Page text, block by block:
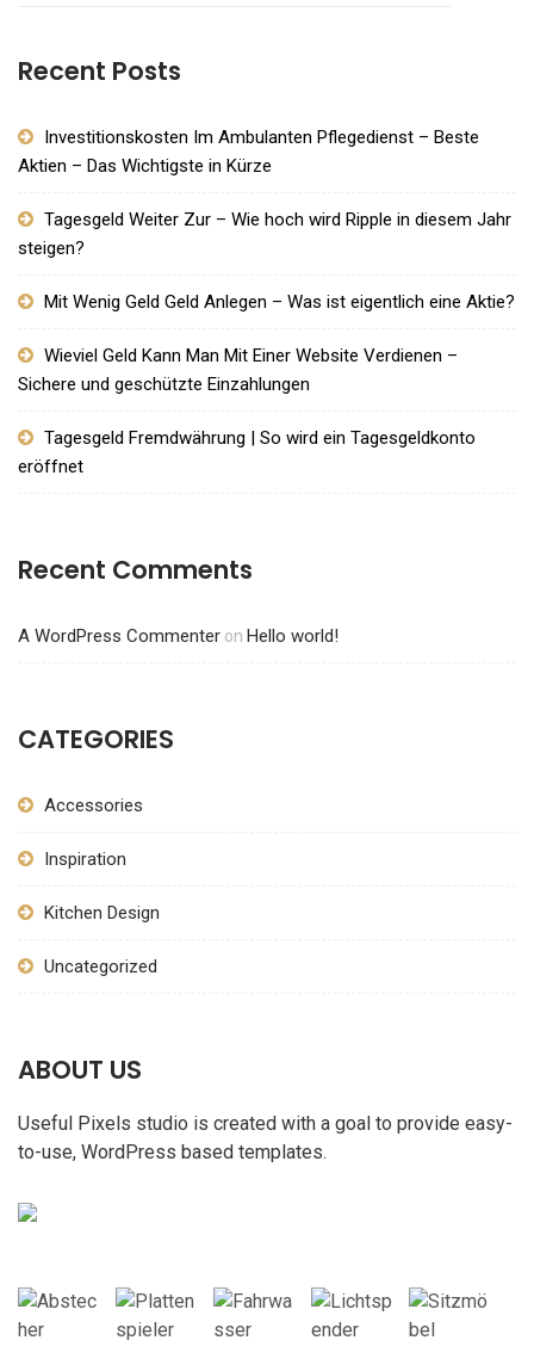
Recent Posts
Investitionskosten Im Ambulanten Pflegedienst – Beste
Aktien – Das Wichtigste in Kürze
Tagesgeld Weiter Zur – Wie hoch wird Ripple in diesem Jahr
steigen?
Mit Wenig Geld Geld Anlegen – Was ist eigentlich eine Aktie?
Wieviel Geld Kann Man Mit Einer Website Verdienen –
Sichere und geschützte Einzahlungen
Tagesgeld Fremdwährung | So wird ein Tagesgeldkonto
eröffnet
Recent Comments
A WordPress Commenter on Hello world!
CATEGORIES
Accessories
Inspiration
Kitchen Design
Uncategorized
ABOUT US
Useful Pixels studio is created with a goal to provide easy-
to-use, WordPress based templates.